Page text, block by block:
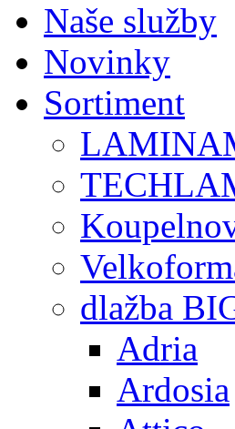
Naše služby
Novinky
Sortiment
dlažba
Adria
Ardosia